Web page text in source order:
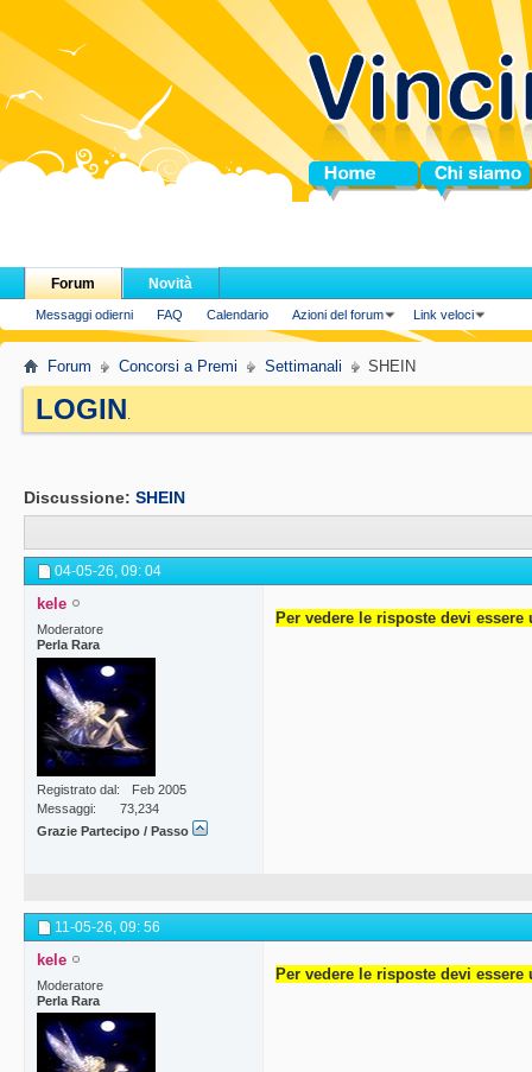
Home Chi siamo
Forum
Messaggi odierni FAQ Calendario Azioni del forum Link veloci
Novità
Forum Concorsi a Premi Settimanali SHEIN
LOGIN.
Discussione: SHEIN
04-05-26, 09: 04
kele
Moderatore
Perla Rara
Registrato dal
Feb 2005
Messaggi
73,234
Grazie Partecipo / Passo
Per vedere le risposte devi
11-05-26, 09: 56
kele
Moderatore
Perla Rara
Per vedere le risposte devi essere